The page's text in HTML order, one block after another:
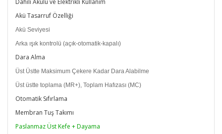
Akü Tasarruf Özelliği
Akü Seviyesi
Arka ışık kontrolü (açık-otomatik-kapalı)
Dara Alma
Üst Üstte Maksimum Çekere Kadar Dara Alabilme
Üst üstte toplama (MR+), Toplam Hafızası (MC)
Otomatik Sıfırlama
Membran Tuş Takımı
Paslanmaz Üst Kefe + Dayama